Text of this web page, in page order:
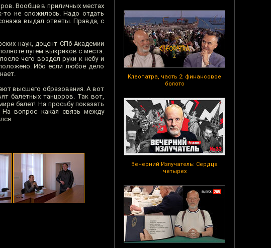
Клеопатра, часть 2: финансовое
болото
Вечерний Излучатель: Сердца
четырех
Вообще в приличных местах
не сложилось. Надо отдать
выдал ответы. Правда, с
наук, доцент СПб Академии
путём выкриков с места.
чего воздел руки к небу и
Ибо если любое дело
высшего образования. А вот
балетных танцоров. Так вот,
балет! На просьбу показать
На вопрос какая связь между